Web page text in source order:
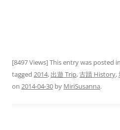
[8497 Views] This entry was posted in
tagged 2014, 出遊 Trip,古蹟 History,
on 2014-04-30 by MiriSusanna.